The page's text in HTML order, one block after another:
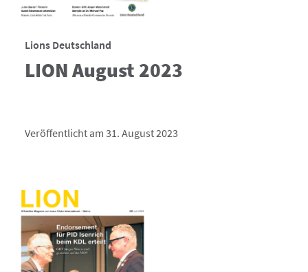
Lions Deutschland
LION August 2023
Veröffentlicht am 31. August 2023